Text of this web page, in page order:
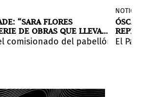
fragmentos de desecho para
luz y sombra,
“SARA FLORES
DE OBRAS QUE LLEVAN
NUNCA ANTES
comisionado del pabellón El